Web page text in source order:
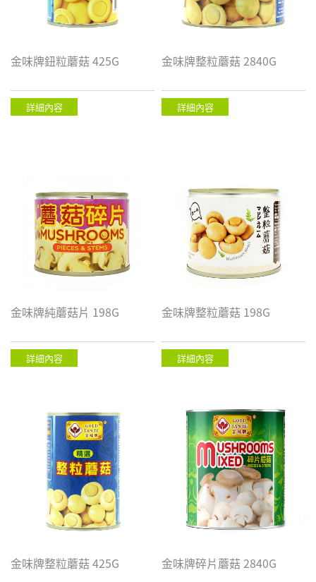
金味牌鈕粒蘑菇 425G
詳細內容
金味牌整粒蘑菇 2840G
詳細內容
金味牌純蘑菇片 198G
詳細內容
金味牌整粒蘑菇 198G
詳細內容
金味牌整粒蘑菇 425G 金味牌碎片蘑菇 2840G